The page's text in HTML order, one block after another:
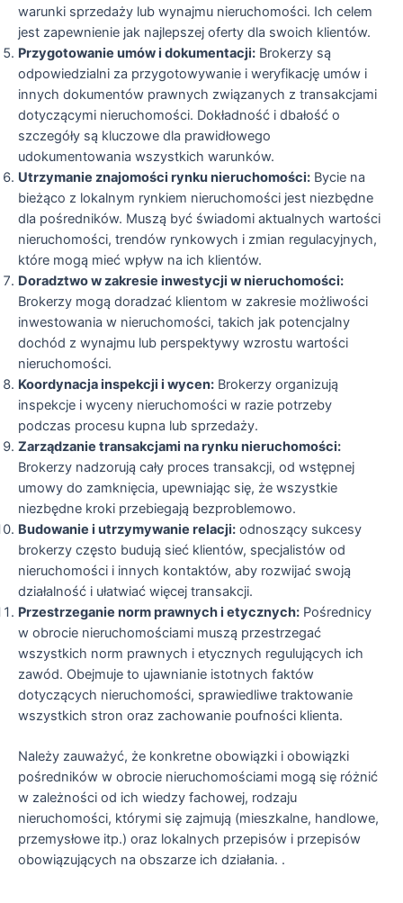
warunki sprzedaży lub wynajmu nieruchomości. Ich celem
jest zapewnienie jak najlepszej oferty dla swoich klientów.
Przygotowanie umów i dokumentacji: Brokerzy są
odpowiedzialni za przygotowywanie i weryfikację umów i
innych dokumentów prawnych związanych z transakcjami
dotyczącymi nieruchomości. Dokładność i dbałość o
szczegóły są kluczowe dla prawidłowego
udokumentowania wszystkich warunków.
Utrzymanie znajomości rynku nieruchomości: Bycie na
bieżąco z lokalnym rynkiem nieruchomości jest niezbędne
dla pośredników. Muszą być świadomi aktualnych wartości
nieruchomości, trendów rynkowych i zmian regulacyjnych,
które mogą mieć wpływ na ich klientów.
Doradztwo w zakresie inwestycji w nieruchomości:
Brokerzy mogą doradzać klientom w zakresie możliwości
inwestowania w nieruchomości, takich jak potencjalny
dochód z wynajmu lub perspektywy wzrostu wartości
nieruchomości.
Koordynacja inspekcji i wycen: Brokerzy organizują
inspekcje i wyceny nieruchomości w razie potrzeby
podczas procesu kupna lub sprzedaży.
Zarządzanie transakcjami na rynku nieruchomości:
Brokerzy nadzorują cały proces transakcji, od wstępnej
umowy do zamknięcia, upewniając się, że wszystkie
niezbędne kroki przebiegają bezproblemowo.
Budowanie i utrzymywanie relacji: odnoszący sukcesy
brokerzy często budują sieć klientów, specjalistów od
nieruchomości i innych kontaktów, aby rozwijać swoją
działalność i ułatwiać więcej transakcji.
Przestrzeganie norm prawnych i etycznych: Pośrednicy
w obrocie nieruchomościami muszą przestrzegać
wszystkich norm prawnych i etycznych regulujących ich
zawód. Obejmuje to ujawnianie istotnych faktów
dotyczących nieruchomości, sprawiedliwe traktowanie
wszystkich stron oraz zachowanie poufności klienta.
Należy zauważyć, że konkretne obowiązki i obowiązki
pośredników w obrocie nieruchomościami mogą się różnić
w zależności od ich wiedzy fachowej, rodzaju
nieruchomości, którymi się zajmują (mieszkalne, handlowe,
przemysłowe itp.) oraz lokalnych przepisów i przepisów
obowiązujących na obszarze ich działania. .